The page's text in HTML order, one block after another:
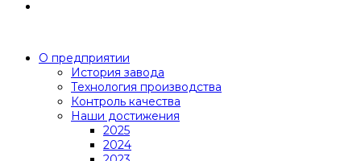
О предприятии
История завода
Технология производства
Контроль качества
Наши достижения
2025
2024